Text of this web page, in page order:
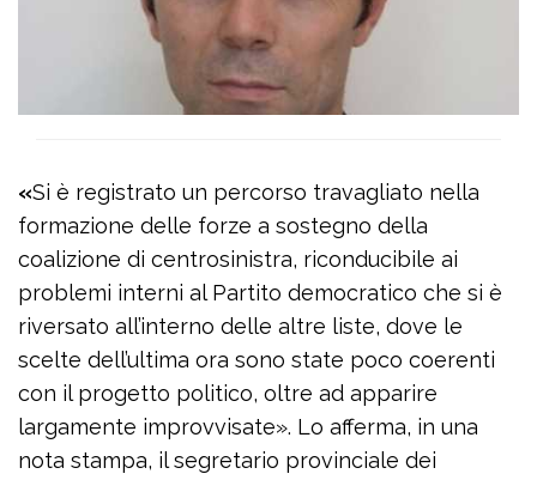
«Si è registrato un percorso travagliato nella
formazione delle forze a sostegno della
coalizione di centrosinistra, riconducibile ai
problemi interni al Partito democratico che si è
riversato all’interno delle altre liste, dove le
scelte dell’ultima ora sono state poco coerenti
con il progetto politico, oltre ad apparire
largamente improvvisate». Lo afferma, in una
nota stampa, il segretario provinciale dei